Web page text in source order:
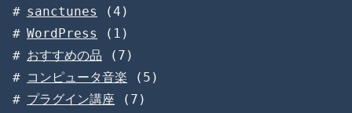
sanctunes
(4)
WordPress
(1)
おすすめの品 (7)
コンピュータ音楽 (5)
プラグイン講座 (7)